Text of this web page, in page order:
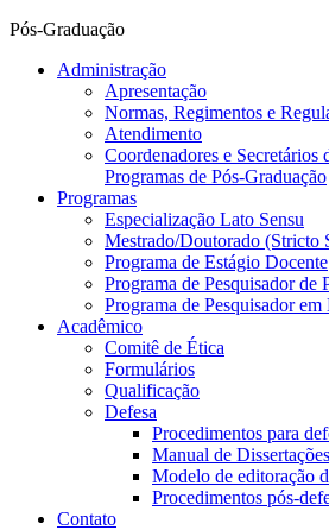
Pós-Graduação
Administração
Apresentação
Normas, Regimentos e
Atendimento
Coordenadores e Secretários
Programas de Pós-Graduação
Programas
Especialização Lato Sensu
Mestrado/Doutorado (Stricto
Programa de Estágio Docente
Programa de Pesquisador de
Programa de Pesquisador
Acadêmico
Comitê de Ética
Formulários
Qualificação
Defesa
Procedimentos para
Manual de
Modelo de editoração
Procedimentos pós-
Contato